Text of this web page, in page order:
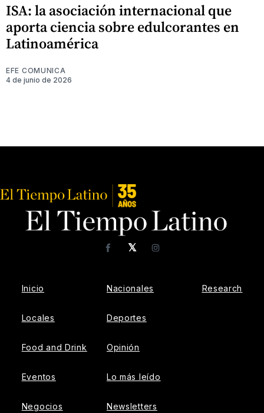
ISA: la asociación internacional que
aporta ciencia sobre edulcorantes en
Latinoamérica
EFE COMUNICA
4 de junio de 2026
𝕏
FacebookInstagram
Inicio
Locales
Food and Drink
Eventos
Negocios
Nacionales
Deportes
Opinión
Lo más leído
Newsletters
Research